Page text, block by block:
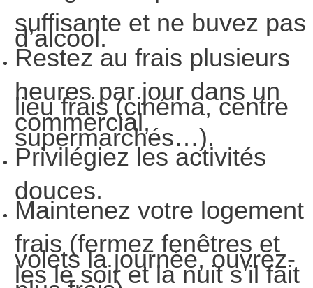
suffisante et ne buvez pas
d’alcool.
Restez au frais plusieurs
heures par jour dans un
lieu frais (cinéma, centre
commercial,
supermarchés…).
Privilégiez les activités
douces.
Maintenez votre logement
frais (fermez fenêtres et
volets la journée, ouvrez-
les le soir et la nuit s’il fait
plus frais).